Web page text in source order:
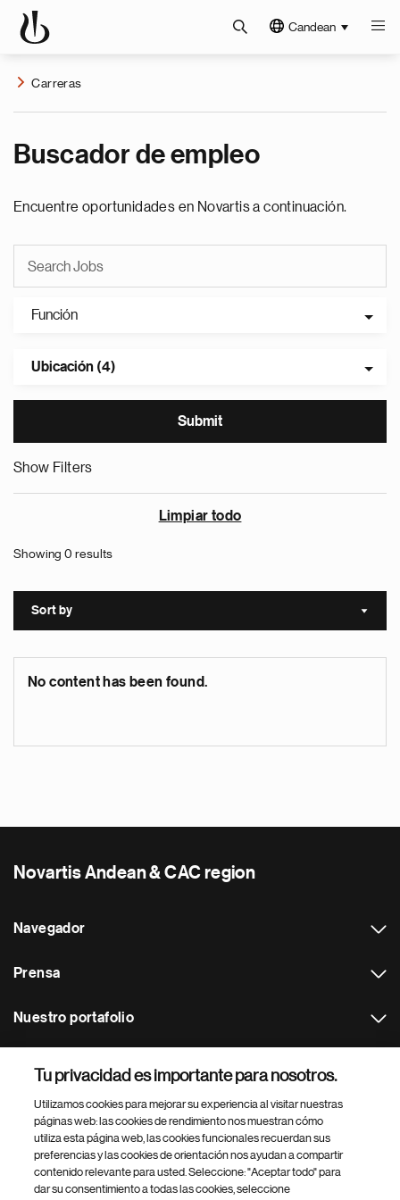
Candean
Carreras
Buscador de empleo
Encuentre oportunidades en Novartis a continuación.
Función
Ubicación (4)
Show Filters
Limpiar todo
Showing 0 results
Sort by Sort
No content has been found.
Novartis Andean & CAC region
Navegador
Prensa
Nuestro portafolio
Footer Site Search
Tu privacidad es importante para nosotros.
Utilizamos cookies para mejorar su experiencia al visitar nuestras
páginas web: las cookies de rendimiento nos muestran cómo
utiliza esta página web, las cookies funcionales recuerdan sus
preferencias y las cookies de orientación nos ayudan a compartir
contenido relevante para usted. Seleccione: "Aceptar todo" para
dar su consentimiento a todas las cookies, seleccione